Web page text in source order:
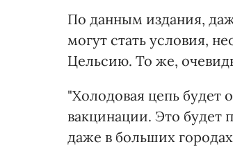
По данным издания,
могут стать условия,
Цельсию. То же,
"Холодовая цепь будет
вакцинации. Это будет
даже в больших